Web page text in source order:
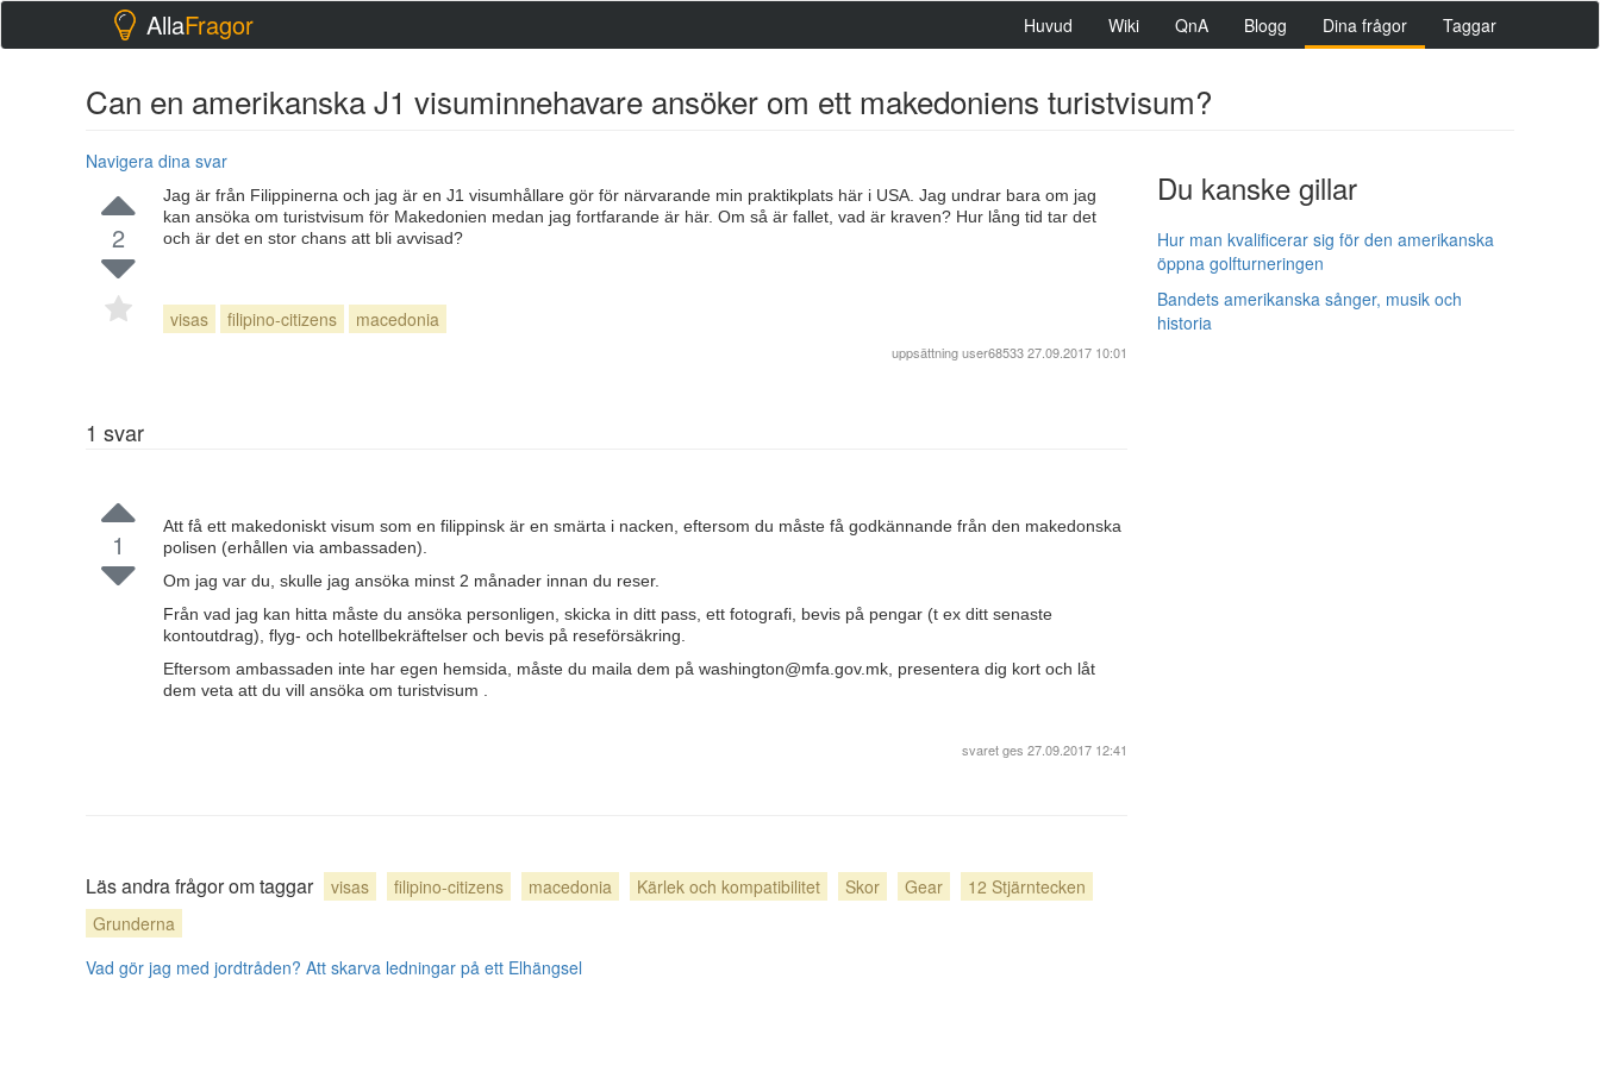
AllaFragor Huvud Wiki QnA Blogg Dina frågor Taggar
Can en amerikanska J1 visuminnehavare ansöker om ett makedoniens turistvisum?
Navigera dina svar
Du kanske gillar
Hur man kvalificerar sig för den amerikanska
öppna golfturneringen
Bandets amerikanska sånger, musik och
historia
2
Jag är från Filippinerna och jag är en J1 visumhållare gör för närvarande min praktikplats här i USA. Jag undrar bara om jag
kan ansöka om turistvisum för Makedonien medan jag fortfarande är här. Om så är fallet, vad är kraven? Hur lång tid tar det
och är det en stor chans att bli avvisad?
visas filipino-citizens macedonia
uppsättninguser6853327.09.2017 10:01
1 svar
1
Att få ett makedoniskt visum som en filippinsk är en smärta i nacken, eftersom du måste få godkännande från den makedonska
polisen (erhållen via ambassaden).
Om jag var du, skulle jag ansöka minst 2 månader innan du reser.
Från vad jag kan hitta måste du ansöka personligen, skicka in ditt pass, ett fotografi, bevis på pengar (t ex ditt senaste
kontoutdrag), flyg- och hotellbekräftelser och bevis på reseförsäkring.
Eftersom ambassaden inte har egen hemsida, måste du maila dem på washington@mfa.gov.mk , presentera dig kort och låt
dem veta att du vill ansöka om turistvisum .
svaret ges 27.09.2017 12:41
Läs andra frågor om taggar visas filipino-citizens macedonia Kärlek och kompatibilitet Skor Gear
12 Stjärntecken
Grunderna
Vad gör jag med jordtråden? Att skarva ledningar på ett Elhängsel